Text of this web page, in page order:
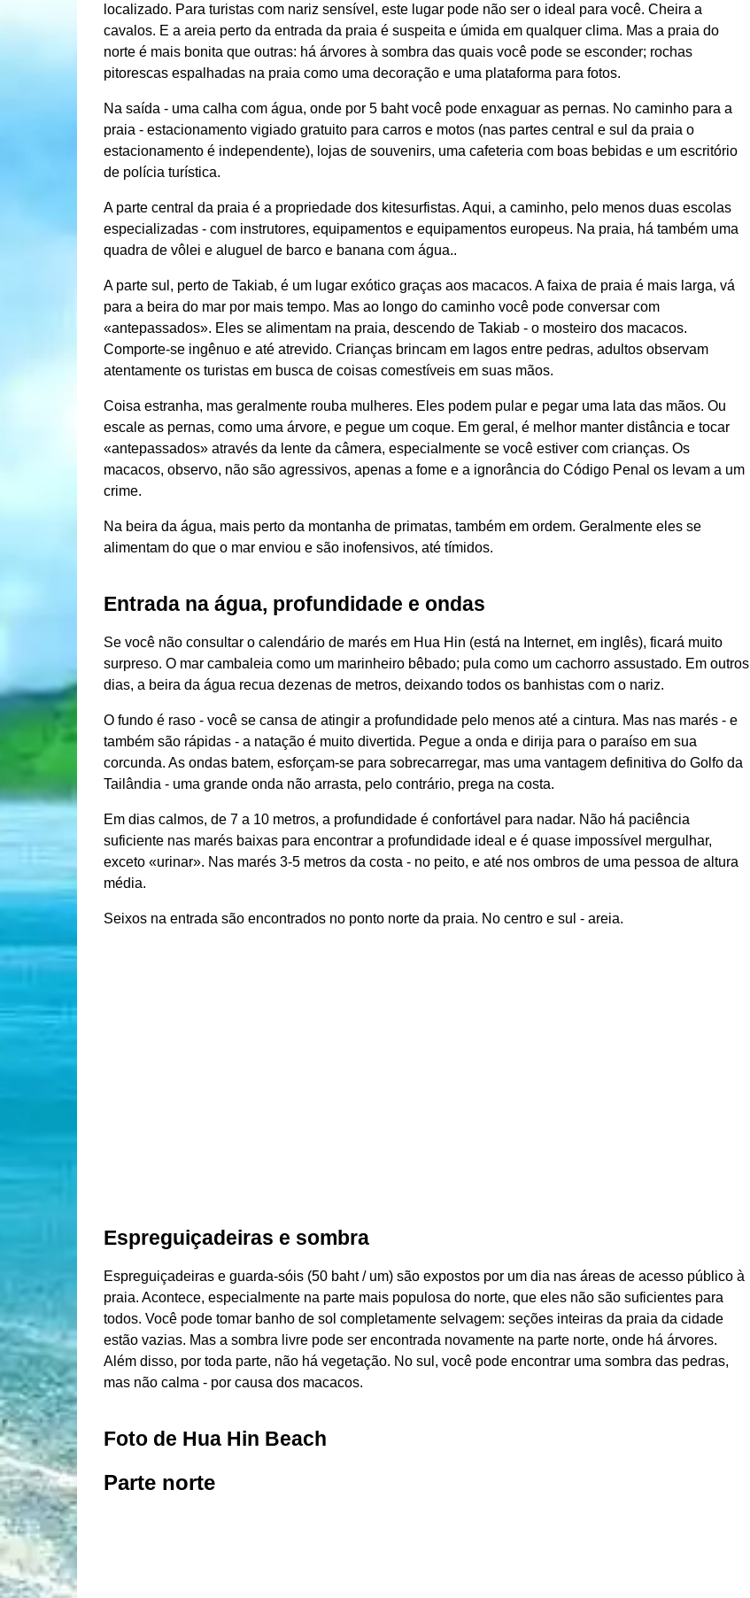
localizado. Para turistas com nariz sensível, este lugar pode não ser o ideal para você. Cheira a
cavalos. E a areia perto da entrada da praia é suspeita e úmida em qualquer clima. Mas a praia do
norte é mais bonita que outras: há árvores à sombra das quais você pode se esconder; rochas
pitorescas espalhadas na praia como uma decoração e uma plataforma para fotos.
Na saída - uma calha com água, onde por 5 baht você pode enxaguar as pernas. No caminho para a
praia - estacionamento vigiado gratuito para carros e motos (nas partes central e sul da praia o
estacionamento é independente), lojas de souvenirs, uma cafeteria com boas bebidas e um escritório
de polícia turística.
A parte central da praia é a propriedade dos kitesurfistas. Aqui, a caminho, pelo menos duas escolas
especializadas - com instrutores, equipamentos e equipamentos europeus. Na praia, há também uma
quadra de vôlei e aluguel de barco e banana com água..
A parte sul, perto de Takiab, é um lugar exótico graças aos macacos. A faixa de praia é mais larga, vá
para a beira do mar por mais tempo. Mas ao longo do caminho você pode conversar com
«antepassados». Eles se alimentam na praia, descendo de Takiab - o mosteiro dos macacos.
Comporte-se ingênuo e até atrevido. Crianças brincam em lagos entre pedras, adultos observam
atentamente os turistas em busca de coisas comestíveis em suas mãos.
Coisa estranha, mas geralmente rouba mulheres. Eles podem pular e pegar uma lata das mãos. Ou
escale as pernas, como uma árvore, e pegue um coque. Em geral, é melhor manter distância e tocar
«antepassados» através da lente da câmera, especialmente se você estiver com crianças. Os
macacos, observo, não são agressivos, apenas a fome e a ignorância do Código Penal os levam a um
crime.
Na beira da água, mais perto da montanha de primatas, também em ordem. Geralmente eles se
alimentam do que o mar enviou e são inofensivos, até tímidos.
Entrada na água, profundidade e ondas
Se você não consultar o calendário de marés em Hua Hin (está na Internet, em inglês), ficará muito
surpreso. O mar cambaleia como um marinheiro bêbado; pula como um cachorro assustado. Em outros
dias, a beira da água recua dezenas de metros, deixando todos os banhistas com o nariz.
O fundo é raso - você se cansa de atingir a profundidade pelo menos até a cintura. Mas nas marés - e
também são rápidas - a natação é muito divertida. Pegue a onda e dirija para o paraíso em sua
corcunda. As ondas batem, esforçam-se para sobrecarregar, mas uma vantagem definitiva do Golfo da
Tailândia - uma grande onda não arrasta, pelo contrário, prega na costa.
Em dias calmos, de 7 a 10 metros, a profundidade é confortável para nadar. Não há paciência
suficiente nas marés baixas para encontrar a profundidade ideal e é quase impossível mergulhar,
exceto «urinar». Nas marés 3-5 metros da costa - no peito, e até nos ombros de uma pessoa de altura
média.
Seixos na entrada são encontrados no ponto norte da praia. No centro e sul - areia.
Espreguiçadeiras e sombra
Espreguiçadeiras e guarda-sóis (50 baht / um) são expostos por um dia nas áreas de acesso público à
praia. Acontece, especialmente na parte mais populosa do norte, que eles não são suficientes para
todos. Você pode tomar banho de sol completamente selvagem: seções inteiras da praia da cidade
estão vazias. Mas a sombra livre pode ser encontrada novamente na parte norte, onde há árvores.
Além disso, por toda parte, não há vegetação. No sul, você pode encontrar uma sombra das pedras,
mas não calma - por causa dos macacos.
Foto de Hua Hin Beach
Parte norte